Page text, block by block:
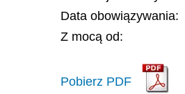
Data obowiązywania:
Z mocą od:
Pobierz PDF